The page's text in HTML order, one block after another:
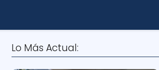
Lo Más Actual: